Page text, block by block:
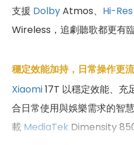
支援 DolbyAtmos、 Hi-Res
Wireless，追劇聽歌都更有臨
穩定效能加持，日常操作更
Xiaomi17T 以穩定效能、充
合日常使用與娛樂需求的智
載 MediaTek Dimensity